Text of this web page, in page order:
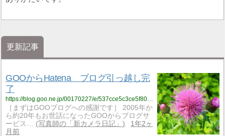
更新記事
GOOからHatena ブログ引っ越し完
了
［まずはGOOブログへの感謝です］ 2005年か
ら約20年もお世話になったGOOからブログサ
ービス…
写真師の「新カメラ日記」
1年2ヶ
月前